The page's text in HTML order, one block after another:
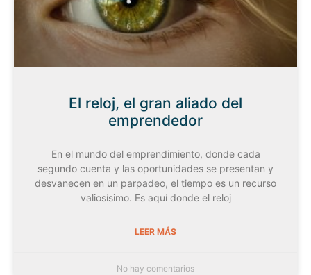
El reloj, el gran aliado del
emprendedor
En el mundo del emprendimiento, donde cada
segundo cuenta y las oportunidades se presentan y
desvanecen en un parpadeo, el tiempo es un recurso
valiosísimo. Es aquí donde el reloj
LEER MÁS
No hay comentarios